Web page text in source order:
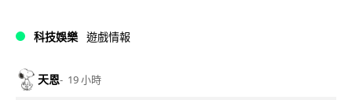
科技娛樂 遊戲情報
天恩 19 小時